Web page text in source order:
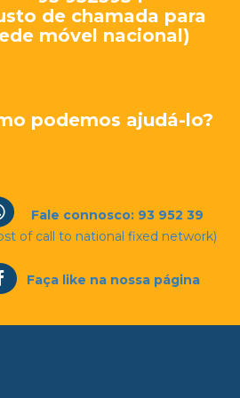
de chamada para
móvel nacional)
podemos ajudá-lo?
Fale connosco: 93 952 39
of call to national fixed network)
Faça like na nossa página